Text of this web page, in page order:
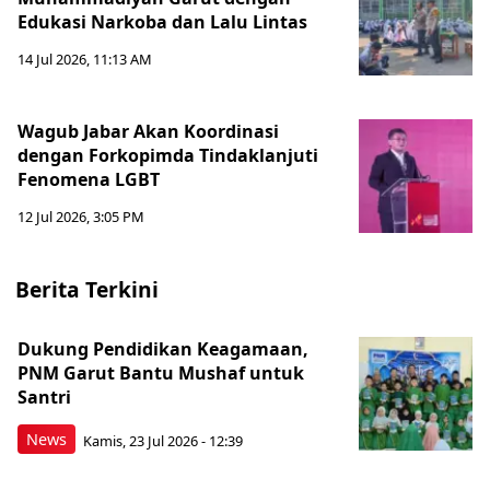
Edukasi Narkoba dan Lalu Lintas
14 Jul 2026, 11:13 AM
Wagub Jabar Akan Koordinasi
dengan Forkopimda Tindaklanjuti
Fenomena LGBT
12 Jul 2026, 3:05 PM
Berita Terkini
News
Dukung Pendidikan Keagamaan,
PNM Garut Bantu Mushaf untuk
Santri
Kamis, 23 Jul 2026 - 12:39